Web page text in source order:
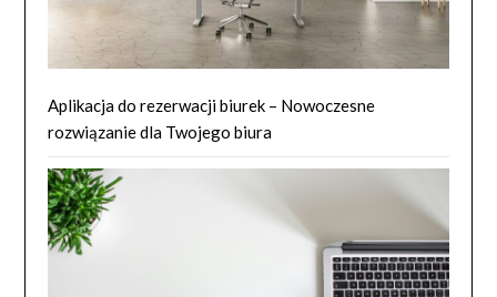
Aplikacja do rezerwacji biurek – Nowoczesne
rozwiązanie dla Twojego biura